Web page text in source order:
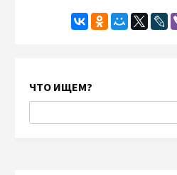
ЧТО ИЩЕМ?